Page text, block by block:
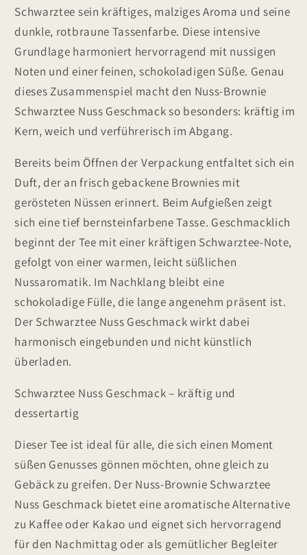
Schwarztee sein kräftiges, malziges Aroma und seine
dunkle, rotbraune Tassenfarbe. Diese intensive
Grundlage harmoniert hervorragend mit nussigen
Noten und einer feinen, schokoladigen Süße. Genau
dieses Zusammenspiel macht den Nuss-Brownie
Schwarztee Nuss Geschmack so besonders: kräftig im
Kern, weich und verführerisch im Abgang.
Bereits beim Öffnen der Verpackung entfaltet sich ein
Duft, der an frisch gebackene Brownies mit
gerösteten Nüssen erinnert. Beim Aufgießen zeigt
sich eine tief bernsteinfarbene Tasse. Geschmacklich
beginnt der Tee mit einer kräftigen Schwarztee-Note,
gefolgt von einer warmen, leicht süßlichen
Nussaromatik. Im Nachklang bleibt eine
schokoladige Fülle, die lange angenehm präsent ist.
Der Schwarztee Nuss Geschmack wirkt dabei
harmonisch eingebunden und nicht künstlich
überladen.
Schwarztee Nuss Geschmack – kräftig und
dessertartig
Dieser Tee ist ideal für alle, die sich einen Moment
süßen Genusses gönnen möchten, ohne gleich zu
Gebäck zu greifen. Der Nuss-Brownie Schwarztee
Nuss Geschmack bietet eine aromatische Alternative
zu Kaffee oder Kakao und eignet sich hervorragend
für den Nachmittag oder als gemütlicher Begleiter